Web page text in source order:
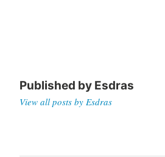
Published by Esdras
View all posts by Esdras